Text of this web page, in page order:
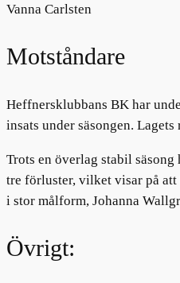
Vanna Carlsten
Motståndare
Heffnersklubbans BK har
insats under säsongen.
Trots en överlag stabil
tre förluster, vilket visar på att
i stor målform, Johanna
Övrigt: